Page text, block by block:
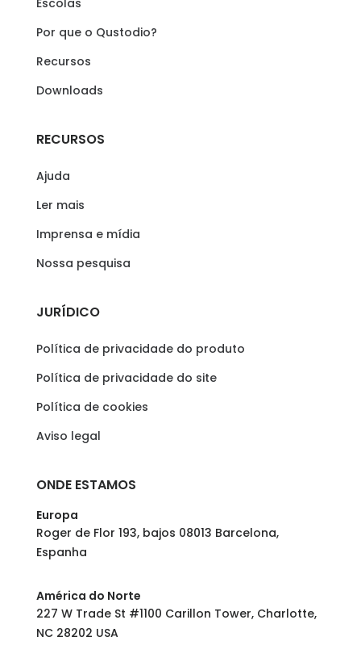
Escolas
Por que o Qustodio?
Recursos
Downloads
RECURSOS
Ajuda
Ler mais
Imprensa e mídia
Nossa pesquisa
JURÍDICO
Política de privacidade do produto
Política de privacidade do site
Política de cookies
Aviso legal
ONDE ESTAMOS
Europa
Roger de Flor 193, bajos 08013 Barcelona,
Espanha
América do Norte
227 W Trade St #1100 Carillon Tower, Charlotte,
NC 28202 USA